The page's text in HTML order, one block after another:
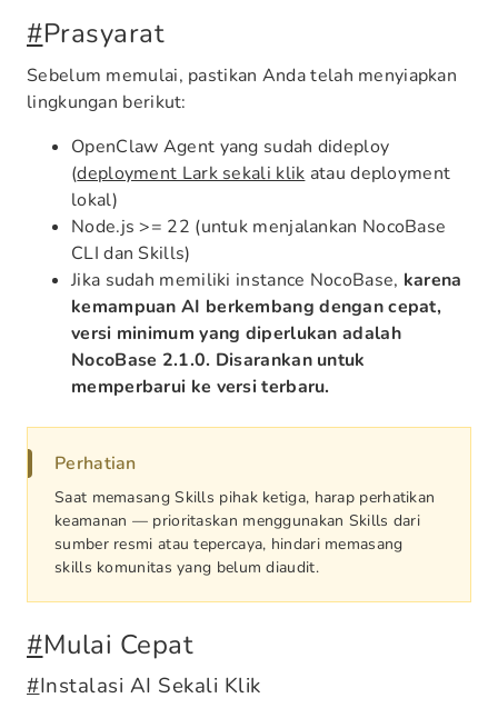
#Prasyarat
Sebelum memulai, pastikan Anda telah menyiapkan
lingkungan berikut:
OpenClaw Agent yang sudah dideploy
(deployment Lark sekali klik atau deployment
lokal)
Node.js >= 22 (untuk menjalankan NocoBase
CLI dan Skills)
Jika sudah memiliki instance NocoBase, karena
kemampuan AI berkembang dengan cepat,
versi minimum yang diperlukan adalah
NocoBase 2.1.0. Disarankan untuk
memperbarui ke versi terbaru.
Perhatian
Saat memasang Skills pihak ketiga, harap perhatikan
keamanan — prioritaskan menggunakan Skills dari
sumber resmi atau tepercaya, hindari memasang
skills komunitas yang belum diaudit.
#Mulai Cepat
#Instalasi AI Sekali Klik